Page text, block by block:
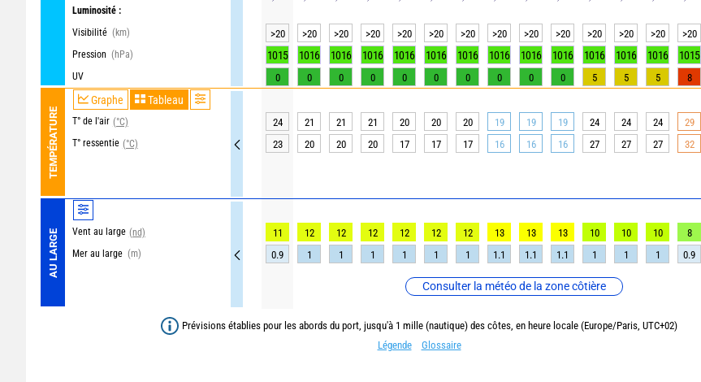
Luminosité :
Visibilité (km)
Pression (hPa)
UV
TEMPÉRATURE
Graphe Tableau
T° de l'air (°C)
T° ressentie (°C)
AU LARGE Vent au large (nd)
Mer au large (m)
Consulter la météo de la zone côtière
>20 >20 >20 >20 >20 >20 >20 >20 >20 >20 >20 >20 >20 >20
1015 1016 1016 1016 1016 1016 1016 1016 1016 1016 1016 1016 1016 1015
0 0 0 0 0 0 0 0 0 0 5 5 5 8
24 21 21 21 20 20 20 19 19 19 24 24 24 29
23
20 20 20 17 17 17 16 16 16 27 27 27 32
11 12 12 12 12 12 12 13 13 13 10 10 10 8
0.9
1 1 1 1 1 1 1.1 1.1 1.1 1 1 1 0.9
Prévisions établies pour les abords du port, jusqu'à 1 mille (nautique) des côtes, en heure locale (Europe/Paris, UTC+02)
Légende
Glossaire